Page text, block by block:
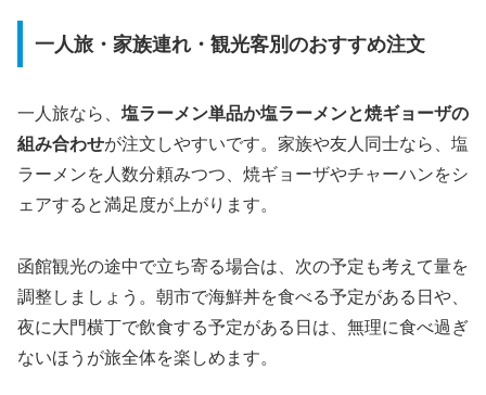
一人旅・家族連れ・観光客別のおすすめ注文
一人旅なら、 塩ラーメン単品か塩ラーメンと焼ギョーザの
組み合わせが注文しやすいです。家族や友人同士なら、塩
ラーメンを人数分頼みつつ、焼ギョーザやチャーハンをシ
ェアすると満足度が上がります。
函館観光の途中で立ち寄る場合は、次の予定も考えて量を
調整しましょう。朝市で海鮮丼を食べる予定がある日や、
夜に大門横丁で飲食する予定がある日は、無理に食べ過ぎ
ないほうが旅全体を楽しめます。